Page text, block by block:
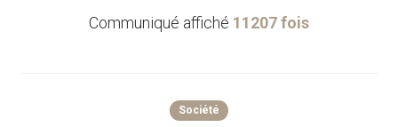
Communiqué affiché 11207 fois
Société